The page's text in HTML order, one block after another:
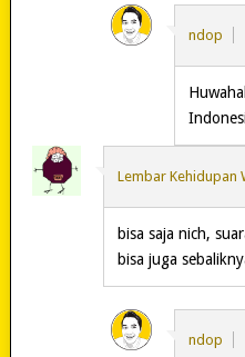
ndop
Lembar Kehidupan
bisa saja nich,
bisa juga
ndop